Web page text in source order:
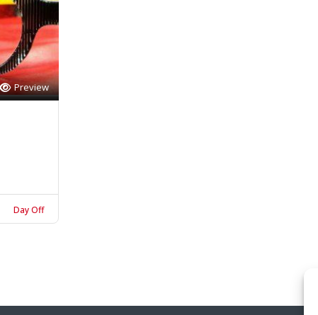
Preview
Day Off